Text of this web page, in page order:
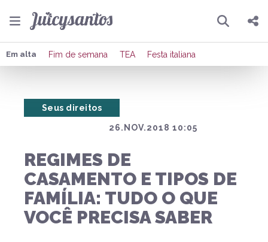
Pesquisar
Compartilhar
Em alta Fim de semana TEA Festa italiana
26.NOV.2018 10:05
Seus direitos
REGIMES DE
CASAMENTO E TIPOS DE
FAMÍLIA: TUDO O QUE
VOCÊ PRECISA SABER